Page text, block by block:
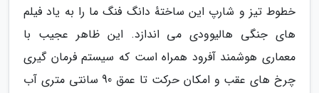
خطوط تیز و شارپ این ساختهٔ دانگ فنگ ما را به یاد فیلم
های جنگی هالیوودی می اندازد. این ظاهر عجیب با
معماری هوشمند آفرود همراه است که سیستم فرمان گیری
چرخ های عقب و امکان حرکت تا عمق 90 سانتی متری آب